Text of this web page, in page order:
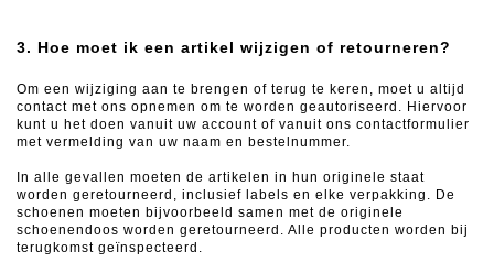
3. Hoe moet ik een artikel wijzigen of retourneren?
Om een ​​wijziging aan te brengen of terug te keren, moet u altijd
contact met ons opnemen om te worden geautoriseerd. Hiervoor
kunt u het doen vanuit uw account of vanuit ons contactformulier
met vermelding van uw naam en bestelnummer.
In alle gevallen moeten de artikelen in hun originele staat
worden geretourneerd, inclusief labels en elke verpakking. De
schoenen moeten bijvoorbeeld samen met de originele
schoenendoos worden geretourneerd. Alle producten worden bij
terugkomst geïnspecteerd.